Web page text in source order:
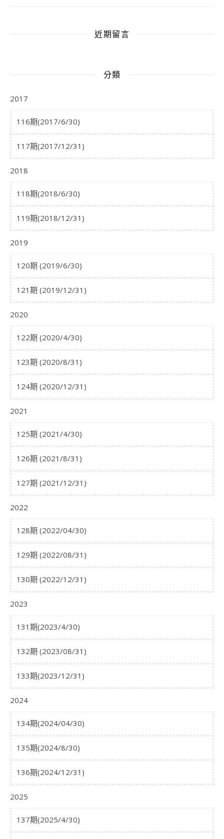
近期留言
分類
2017
116期(2017/6/30)
117期(2017/12/31)
2018
118期(2018/6/30)
119期(2018/12/31)
2019
120期 (2019/6/30)
121期 (2019/12/31)
2020
122期 (2020/4/30)
123期 (2020/8/31)
124期 (2020/12/31)
2021
125期 (2021/4/30)
126期 (2021/8/31)
127期 (2021/12/31)
2022
128期 (2022/04/30)
129期 (2022/08/31)
130期 (2022/12/31)
2023
131期(2023/4/30)
132期 (2023/08/31)
133期(2023/12/31)
2024
134期(2024/04/30)
135期(2024/8/30)
136期(2024/12/31)
2025
137期(2025/4/30)